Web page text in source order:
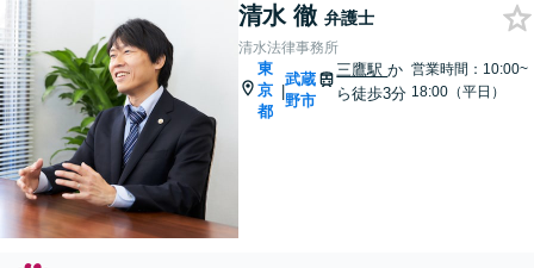
清水 徹 弁護士
清水法律事務所
東
京
都
|
武蔵
野市
三鷹駅か
ら徒歩3分
営業時間：10:00~
18:00（平日）